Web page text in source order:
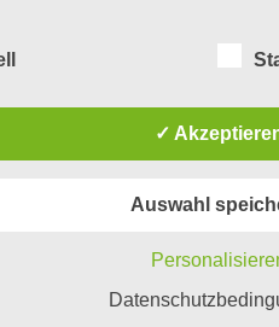
✓
Auswahl